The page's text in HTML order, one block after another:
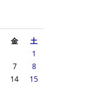
金 土
1
7
8
14
15